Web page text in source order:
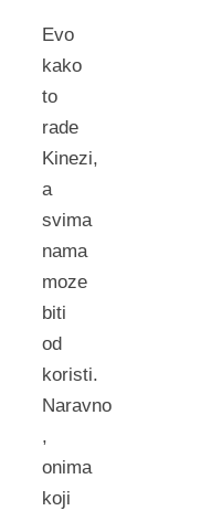
Evo
kako
to
rade
Kinezi,
a
svima
nama
moze
biti
od
koristi.
Naravno
,
onima
koji